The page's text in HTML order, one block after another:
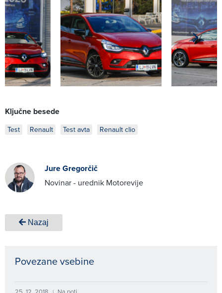
Ključne besede
Test Renault Test avta Renault clio
Jure Gregorčič
Novinar - urednik Motorevije
Nazaj
Povezane vsebine